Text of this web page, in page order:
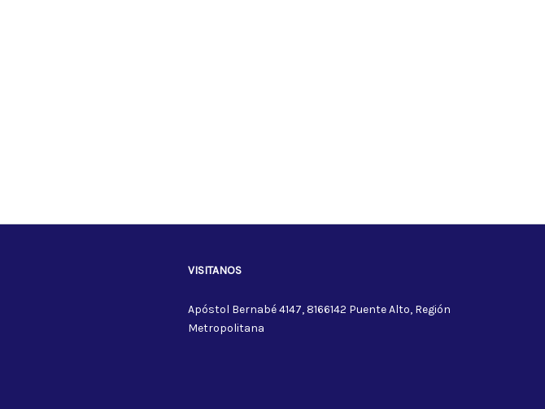
VISITANOS
Apóstol Bernabé 4147, 8166142 Puente Alto, Región
Metropolitana